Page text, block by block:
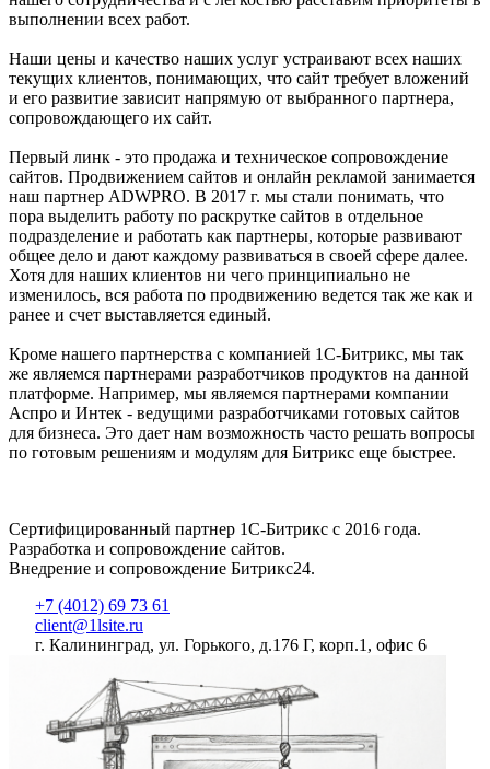
выполнении всех работ.
Наши цены и качество наших услуг устраивают всех наших
текущих клиентов, понимающих, что сайт требует вложений
и его развитие зависит напрямую от выбранного партнера,
сопровождающего их сайт.
Первый линк - это продажа и техническое сопровождение
сайтов. Продвижением сайтов и онлайн рекламой занимается
наш партнер ADWPRO. В 2017 г. мы стали понимать, что
пора выделить работу по раскрутке сайтов в отдельное
подразделение и работать как партнеры, которые развивают
общее дело и дают каждому развиваться в своей сфере далее.
Хотя для наших клиентов ни чего принципиально не
изменилось, вся работа по продвижению ведется так же как и
ранее и счет выставляется единый.
Кроме нашего партнерства с компанией 1С-Битрикс, мы так
же являемся партнерами разработчиков продуктов на данной
платформе. Например, мы являемся партнерами компании
Аспро и Интек - ведущими разработчиками готовых сайтов
для бизнеса. Это дает нам возможность часто решать вопросы
по готовым решениям и модулям для Битрикс еще быстрее.
Сертифицированный партнер 1С-Битрикс с 2016 года.
Разработка и сопровождение сайтов.
Внедрение и сопровождение Битрикс24.
+7 (4012) 69 73 61
client@1lsite.ru
г. Калининград, ул. Горького, д.176 Г, корп.1, офис 6